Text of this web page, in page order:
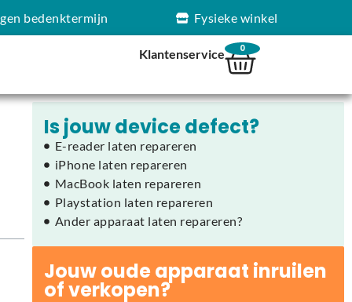
bedenktermijn Fysieke winkel
Klantenservice 0
Is jouw device defect?
E-reader laten repareren
iPhone laten repareren
MacBook laten repareren
Playstation laten repareren
Ander apparaat laten repareren?
Jouw oude apparaat inruilen
of verkopen?